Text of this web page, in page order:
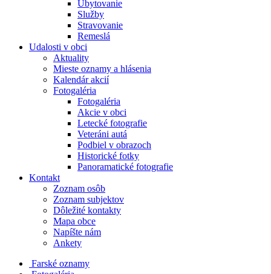
Ubytovanie
Služby
Stravovanie
Remeslá
Udalosti v obci
Aktuality
Mieste oznamy a hlásenia
Kalendár akcií
Fotogaléria
Fotogaléria
Akcie v obci
Letecké fotografie
Veteráni autá
Podbiel v obrazoch
Historické fotky
Panoramatické fotografie
Kontakt
Zoznam osôb
Zoznam subjektov
Dôležité kontakty
Mapa obce
Napíšte nám
Ankety
Farské oznamy